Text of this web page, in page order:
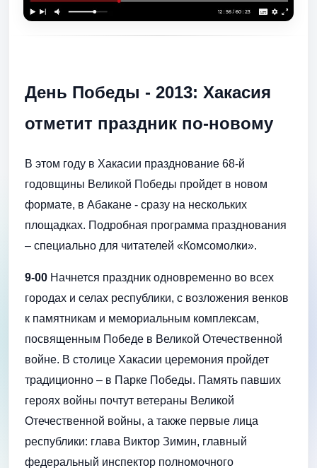
День Победы - 2013: Хакасия
отметит праздник по-новому
В этом году в Хакасии празднование 68-й
годовщины Великой Победы пройдет в новом
формате, в Абакане - сразу на нескольких
площадках. Подробная программа празднования
– специально для читателей «Комсомолки».
9-00 Начнется праздник одновременно во всех
городах и селах республики, с возложения венков
к памятникам и мемориальным комплексам,
посвященным Победе в Великой Отечественной
войне. В столице Хакасии церемония пройдет
традиционно – в Парке Победы. Память павших
героях войны почтут ветераны Великой
Отечественной войны, а также первые лица
республики: глава Виктор Зимин, главный
федеральный инспектор полномочного